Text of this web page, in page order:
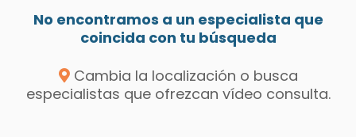
No encontramos a un especialista que
coincida con tu búsqueda
Cambia la localización o busca
especialistas que ofrezcan vídeo consulta.